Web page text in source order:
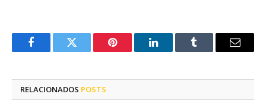
FacebookTwitter Pinterest LinkedInTumblr
E-
RELACIONADOS POSTS